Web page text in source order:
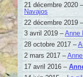
21 décembre 2020
Navajos
22 décembre 2019
3 avril 2019 –Anne
28 octobre 2017 –
2 mars 2017 –
17 avril 2016 –